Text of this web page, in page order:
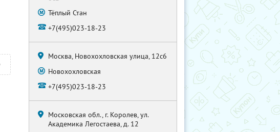
Тёплый Стан
+7(495)023-18-23
Москва, Новохохловская улица, 12с6
Новохохловская
+7(495)023-18-23
Московская обл., г. Королев, ул.
Академика Легостаева, д. 12